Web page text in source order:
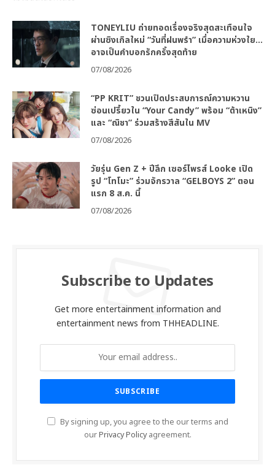
TONEYLIU ถ่ายทอดเรื่องจริงสุดสะเทือนใจ
ผ่านซิงเกิลใหม่ “วันที่ฝนพรำ” เมื่อความห่วงใย…
อาจเป็นคำบอกรักครั้งสุดท้าย
07/08/2026
“PP KRIT” ชวนเปิดประสบการณ์ความหวาน
ซ่อนเปรี้ยวใน “Your Candy” พร้อม “ต้าเหนิง”
และ “ณิชา” ร่วมสร้างสีสันใน MV
07/08/2026
วัยรุ่น Gen Z + ปีลึก เซอร์ไพรส์ Looke เปิด
รูป “โทโมะ” ร่วมจักรวาล “GELBOYS 2” ตอน
แรก 8 ส.ค. นี้
07/08/2026
Subscribe to Updates
Get more entertainment information and
entertainment news from THHEADLINE.
By signing up, you agree to the our terms and
ourPrivacy Policyagreement.